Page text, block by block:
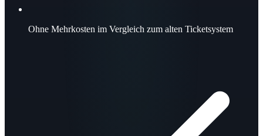
Ohne Mehrkosten im Vergleich zum alten Ticketsystem